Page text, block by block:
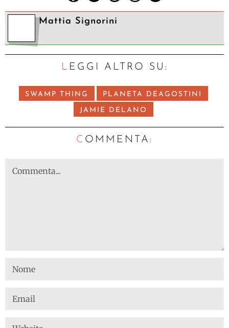
Mattia Signorini
LEGGI ALTRO SU:
SWAMP THING PLANETA DEAGOSTINI
JAMIE DELANO
C OMMENTA: